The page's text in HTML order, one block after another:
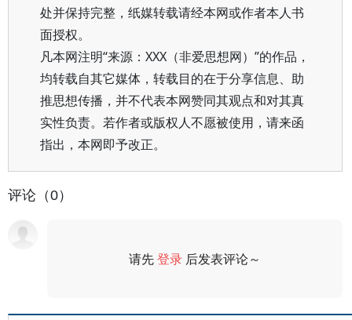
处并保持完整，纸媒转载请经本网或作者本人书
面授权。
凡本网注明“来源：XXX（非爱思想网）”的作品，
均转载自其它媒体，转载目的在于分享信息、助
推思想传播，并不代表本网赞同其观点和对其真
实性负责。若作者或版权人不愿被使用，请来函
指出，本网即予改正。
评论（0）
请先登录 后发表评论～